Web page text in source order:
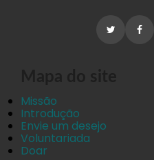
Missão
Introdução
Envie um desejo
Voluntariada
Doar